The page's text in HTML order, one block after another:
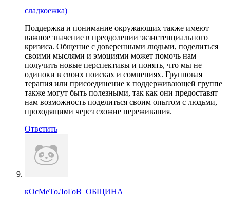
сладкоежка)
Поддержка и понимание окружающих также имеют
важное значение в преодолении экзистенциального
кризиса. Общение с доверенными людьми, поделиться
своими мыслями и эмоциями может помочь нам
получить новые перспективы и понять, что мы не
одиноки в своих поисках и сомнениях. Групповая
терапия или присоединение к поддерживающей группе
также могут быть полезными, так как они предоставят
нам возможность поделиться своим опытом с людьми,
проходящими через схожие переживания.
Ответить
кОсМеТоЛоГоВ_ОБЩИНА